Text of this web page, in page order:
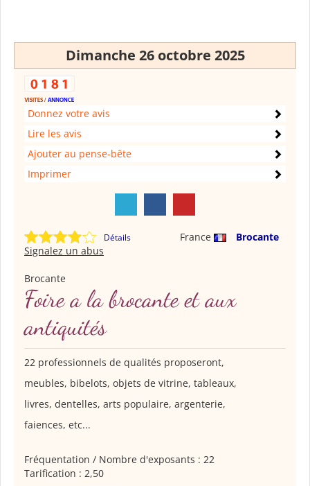
Dimanche 26 octobre 2025
Donnez votre avis
Lire les avis
Ajouter au pense-bête
Imprimer
Détails France
Brocante
Signalez un abus
Brocante
Foire a la brocante et aux
antiquités
22 professionnels de qualités proposeront,
meubles, bibelots, objets de vitrine, tableaux,
livres, dentelles, arts populaire, argenterie,
faiences, etc...
Fréquentation / Nombre d'exposants : 22
Tarification : 2,50